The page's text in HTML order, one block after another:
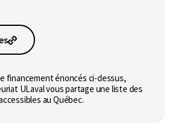
financement énoncés ci-dessus,
ULaval vous partage une liste des
au Québec.